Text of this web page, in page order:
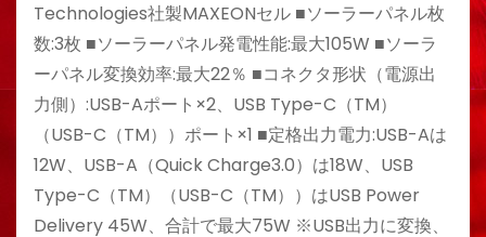
Technologies社製MAXEONセル ■ソーラーパネル枚
数:3枚 ■ソーラーパネル発電性能:最大105W ■ソーラ
ーパネル変換効率:最大22％ ■コネクタ形状（電源出
力側）:USB-Aポート×2、USB Type-C（TM）
（USB-C（TM））ポート×1 ■定格出力電力:USB-Aは
12W、USB-A（Quick Charge3.0）は18W、USB
Type-C（TM）（USB-C（TM））はUSB Power
Delivery 45W、合計で最大75W ※USB出力に変換、